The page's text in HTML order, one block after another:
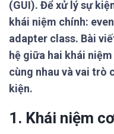
(GUI). Để xử lý sự
khái niệm chính:
adapter class. Bài
hệ giữa hai khái
cùng nhau và vai trò
kiện.
1. Khái niệm